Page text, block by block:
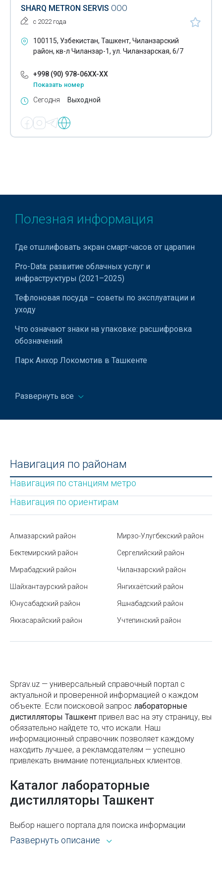
Счетчики газа
Счетчики горячей воды
Счетчики холодной воды
Диэлектрические материалы
Диэлектрические перчатки
Медицинские аквадистилляторы
Измерительные инструменты
Электроизмерительные приборы
Расходометры
Теплосчетчики
Алкотестеры
Каски защитные
Лабораторные анализаторы
Гигрометры
SHARQ METRON SERVIS ООО
с 2022 года
100115, Узбекистан, Ташкент, Чиланзарский
район, кв-л Чиланзар-1, ул. Чиланзарская, 6/7
+998 (90) 978-06XX-XX
Показать номер
Сегодня Выходной
Полезная информация
Где отшлифовать экран смарт-часов от царапин
Pro-Data: развитие облачных услуг и
инфраструктуры (2021–2025)
Тефлоновая посуда – советы по эксплуатации и
уходу
Что означают знаки на упаковке: расшифровка
обозначений
Парк Анхор Локомотив в Ташкенте
Время Хайит намаза в Ташкенте и других регионах
Юнусабадский район
Что такое язык HTML?
Монумент Дружбы Народов в Ташкенте (Памятник
семье Шамахмудовых)
Как спасаться от жары, если нет кондиционера
Где купить российскую сим карту в Узбекистане?
Как научиться быстро запоминать информацию
Стоимость контрактного обучения в ВУЗах
Узбекистана
Сайты в Узбекистане
Как сочетать цвета в одежде: полное руководство
Правила пользования лифтом: безопасность,
этикет и комфорт
Что такое водяной знак (вотермарка) и зачем он
нужен
Что взять с собой поездку: составляем список
вещей для путешествия
Станция метро Тинчлик
Ташкентский музей железнодорожной техники
Общественный транспорт в Ташкенте
Как получить образовательный кредит в
Развернуть все
Навигация по районам
Навигация по станциям метро
Навигация по ориентирам
Алмазарский район
Бектемирский район
Мирабадский район
Мирзо-Улугбекский район
Сергелийский район
Чиланзарский район
Шайхантаурский район
Юнусабадский район
Яккасарайский район
Янгихаётский район
Яшнабадский район
Учтепинский район
Sprav.uz — универсальный справочный портал с
актуальной и проверенной информацией о каждом
объекте. Если поисковой запроc лабораторные
дистилляторы Ташкент привел вас на эту страницу, вы
обязательно найдете то, что искали. Наш
информационный справочник позволяет каждому
находить лучшее, а рекламодателям — успешно
привлекать внимание потенциальных клиентов.
Каталог лабораторные
дистилляторы Ташкент
Выбор нашего портала для поиска информации
открывает широкие возможности. Каталог Sprav для
пользователей и рекламодателей — это:
Развернуть описание